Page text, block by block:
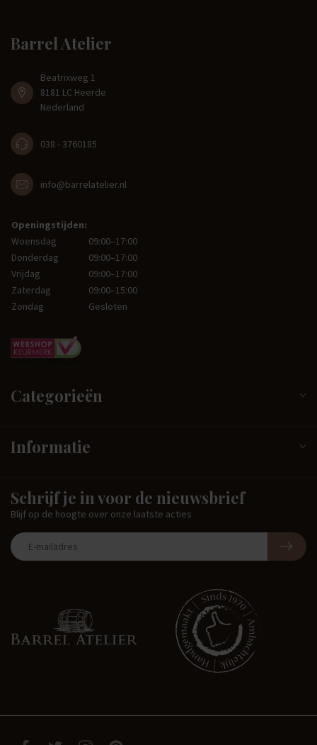
Barrel Atelier
Beatrixweg 1
8181 LC Heerde
Nederland
038 - 3760185
info@barrelatelier.nl
Openingstijden:
Woensdag
09:00–17:00
Donderdag
09:00–17:00
Vrijdag
09:00–17:00
Zaterdag
09:00–15:00
Zondag
Gesloten
Categorieën
Informatie
Schrijf je in voor de nieuwsbrief
Blijf op de hoogte over onze laatste acties